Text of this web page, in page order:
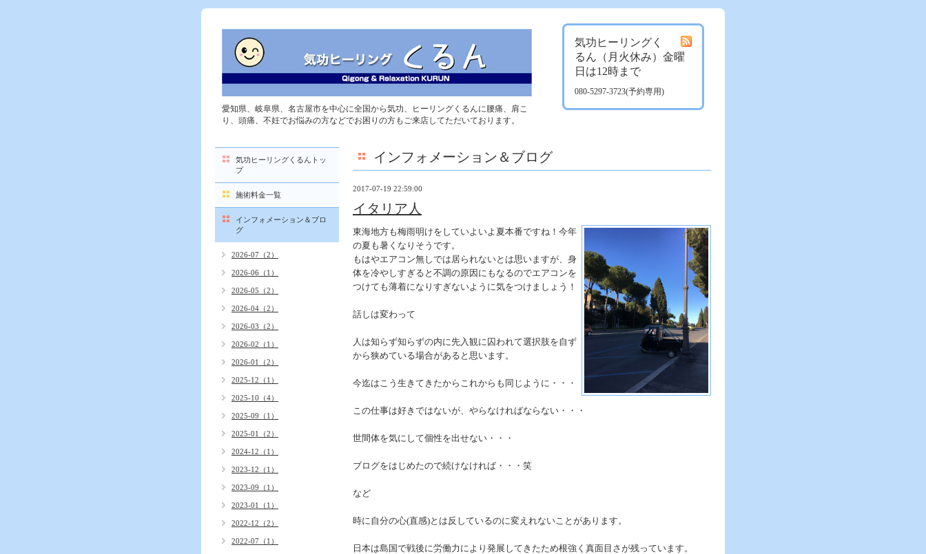
気功ヒーリングく
るん（月火休み）金曜
日は12時まで
080-5297-3723(予約専用)
愛知県、岐阜県、名古屋市を中心に全国から気功、ヒーリングくるんに腰痛、肩こ
り、頭痛、不妊でお悩みの方などでお困りの方もご来店してただいております。
インフォメーション＆ブログ
2017-07-19 22:59:00
イタリア人
東海地方も梅雨明けをしていよいよ夏本番ですね！今年
の夏も暑くなりそうです。
もはやエアコン無しでは居られないとは思いますが、身
体を冷やしすぎると不調の原因にもなるのでエアコンを
つけても薄着になりすぎないように気をつけましょう！
話しは変わって
人は知らず知らずの内に先入観に囚われて選択肢を自ず
から狭めている場合があると思います。
今迄はこう生きてきたからこれからも同じように・・・
この仕事は好きではないが、やらなければならない・・・
世間体を気にして個性を出せない・・・
ブログをはじめたので続けなければ・・・笑
など
時に自分の心(直感)とは反しているのに変えれないことがあります。
日本は島国で戦後に労働力により発展してきたため根強く真面目さが残っています。
気功ヒーリングくるんトッ
プ
施術料金一覧
インフォメーション＆ブロ
グ
2026-07（2）
2026-06（1）
2026-05（2）
2026-04（2）
2026-03（2）
2026-02（1）
2026-01（2）
2025-12（1）
2025-10（4）
2025-09（1）
2025-01（2）
2024-12（1）
2023-12（1）
2023-09（1）
2023-01（1）
2022-12（2）
2022-07（1）